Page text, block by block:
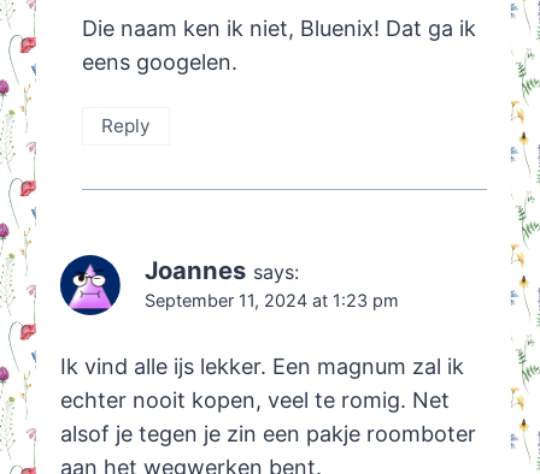
Die naam ken ik niet, Bluenix! Dat ga ik
eens googelen.
Reply
Joannes says:
September 11, 2024 at 1:23 pm
Ik vind alle ijs lekker. Een magnum zal ik
echter nooit kopen, veel te romig. Net
alsof je tegen je zin een pakje roomboter
aan het wegwerken bent.